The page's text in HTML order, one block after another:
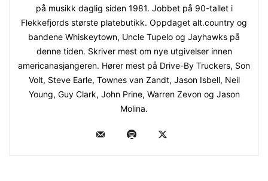
på musikk daglig siden 1981. Jobbet på 90-tallet i
Flekkefjords største platebutikk. Oppdaget alt.country og
bandene Whiskeytown, Uncle Tupelo og Jayhawks på
denne tiden. Skriver mest om nye utgivelser innen
americanasjangeren. Hører mest på Drive-By Truckers, Son
Volt, Steve Earle, Townes van Zandt, Jason Isbell, Neil
Young, Guy Clark, John Prine, Warren Zevon og Jason
Molina.